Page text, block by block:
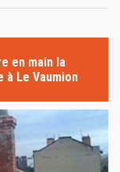
en main la
Le Vaumion